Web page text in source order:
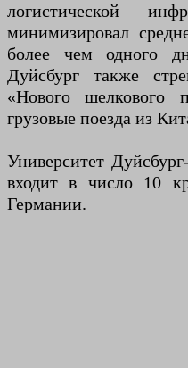
логистической
минимизировал
более чем одного
Дуйсбург также
«Нового шелкового
грузовые поезда из
Университет
входит в число 10
Германии.